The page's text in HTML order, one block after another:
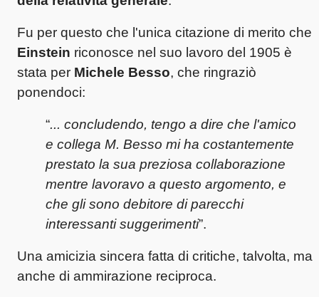
Fu per questo che l'unica citazione di merito che
Einstein riconosce nel suo lavoro del 1905 è
stata per Michele Besso, che ringraziò
ponendoci:
“... concludendo, tengo a dire che l'amico
e collega M. Besso mi ha costantemente
prestato la sua preziosa collaborazione
mentre lavoravo a questo argomento, e
che gli sono debitore di parecchi
interessanti suggerimenti”.
Una amicizia sincera fatta di critiche, talvolta, ma
anche di ammirazione reciproca.